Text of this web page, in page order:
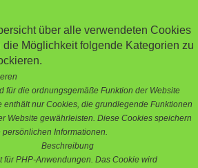
über alle verwendeten Cookies
Möglichkeit folgende Kategorien zu
für die ordnungsgemäße Funktion der Website
enthält nur Cookies, die grundlegende Funktionen
Website gewährleisten. Diese Cookies speichern
persönlichen Informationen.
Beschreibung
für PHP-Anwendungen. Das Cookie wird